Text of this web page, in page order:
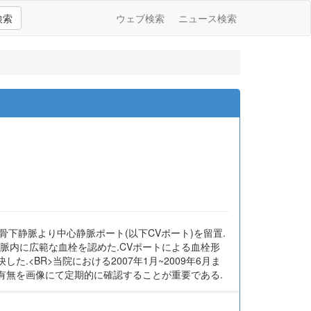
索 ウェブ検索 ニュース検索
静脈より中心静脈ポート(以下CVポート)を留置.
内に広範な血栓を認めた.CVポートによる血栓形
た.<BR>当院における2007年1月~2009年6月ま
を画像にて定期的に確認することが重要である.